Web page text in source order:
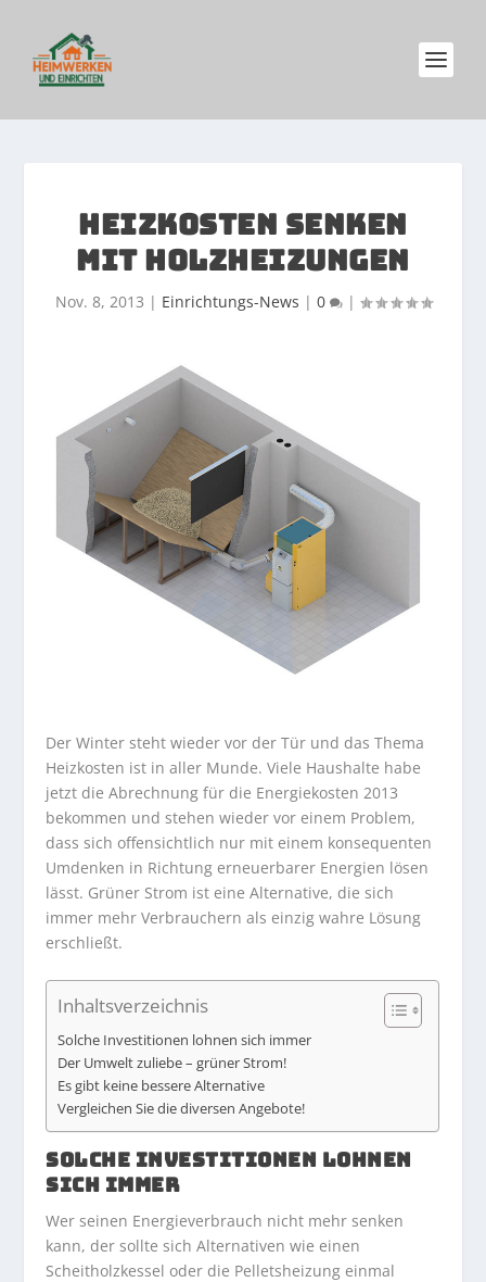
HEIZKOSTEN SENKEN
MIT HOLZHEIZUNGEN
Nov. 8, 2013 | Einrichtungs-News | 0 |
Der Winter steht wieder vor der Tür und das Thema
Heizkosten ist in aller Munde. Viele Haushalte habe
jetzt die Abrechnung für die Energiekosten 2013
bekommen und stehen wieder vor einem Problem,
dass sich offensichtlich nur mit einem konsequenten
Umdenken in Richtung erneuerbarer Energien lösen
lässt. Grüner Strom ist eine Alternative, die sich
immer mehr Verbrauchern als einzig wahre Lösung
erschließt.
Inhaltsverzeichnis
Solche Investitionen lohnen sich immer
Der Umwelt zuliebe – grüner Strom!
Es gibt keine bessere Alternative
Vergleichen Sie die diversen Angebote!
SOLCHE INVESTITIONEN LOHNEN
SICH IMMER
Wer seinen Energieverbrauch nicht mehr senken
kann, der sollte sich Alternativen wie einen
Scheitholzkessel oder die Pelletsheizung einmal